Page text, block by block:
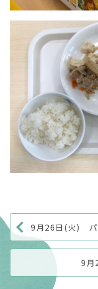
9月26日(火) パ
9月